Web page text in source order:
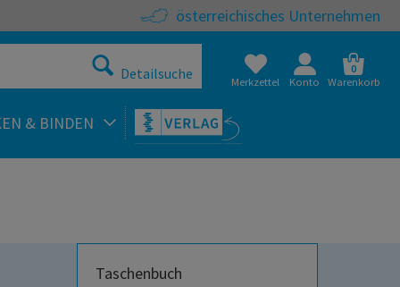
österreichisches Unternehmen
Detailsuche Merkzettel Konto
0
Warenkorb
& BINDEN
Taschenbuch